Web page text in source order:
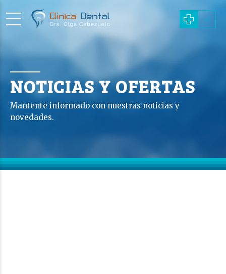
NOTICIAS Y OFERTAS
Mantente informado con nuestras noticias y
novedades.